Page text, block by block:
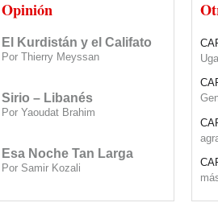
Opinión
siria” fabricado ‎por el...
Por Thierry Meyssan
El Kurdistán y el Califato
Por Thierry Meyssan
Sirio – Libanés
Por Yaoudat Brahim
Esa Noche Tan Larga
Por Samir Kozali